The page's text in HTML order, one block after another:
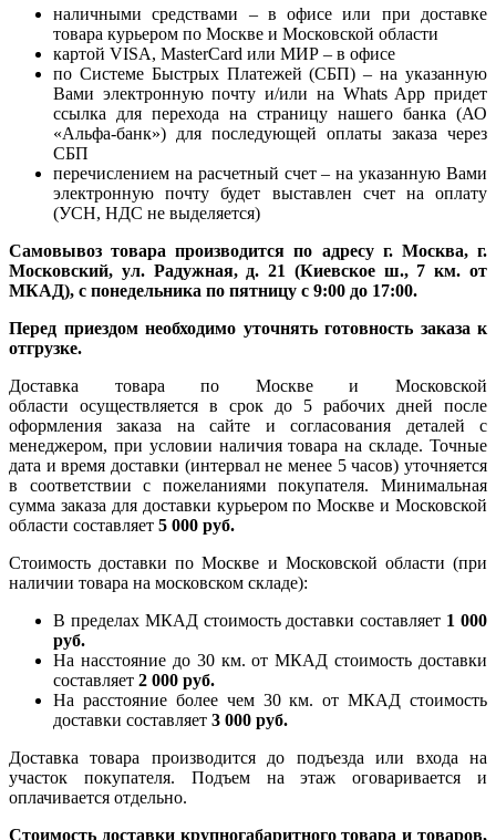
наличными средствами – в офисе или при доставке
товара курьером по Москве и Московской области
картой VISA, MasterCard или МИР – в офисе
по Системе Быстрых Платежей (СБП) – на указанную
Вами электронную почту и/или на Whats App придет
ссылка для перехода на страницу нашего банка (АО
«Альфа-банк») для последующей оплаты заказа через
СБП
перечислением на расчетный счет – на указанную Вами
электронную почту будет выставлен счет на оплату
(УСН, НДС не выделяется)
Самовывоз товара производится по адресу г. Москва, г.
Московский, ул. Радужная, д. 21 (Киевское ш., 7 км. от
МКАД), с понедельника по пятницу с 9:00 до 17:00.
Перед приездом необходимо уточнять готовность заказа к
отгрузке.
Доставка товара по Москве и Московской
области осуществляется в срок до 5 рабочих дней после
оформления заказа на сайте и согласования деталей с
менеджером, при условии наличия товара на складе. Точные
дата и время доставки (интервал не менее 5 часов) уточняется
в соответствии с пожеланиями покупателя. Минимальная
сумма заказа для доставки курьером по Москве и Московской
области составляет 5 000 руб.
Стоимость доставки по Москве и Московской области (при
наличии товара на московском складе):
В пределах МКАД стоимость доставки составляет 1 000
руб.
На насcтояние до 30 км. от МКАД стоимость доставки
составляет 2 000 руб.
На расстояние более чем 30 км. от МКАД стоимость
доставки составляет 3 000 руб.
Доставка товара производится до подъезда или входа на
участок покупателя. Подъем на этаж оговаривается и
оплачивается отдельно.
Стоимость доставки крупногабаритного товара и товаров,